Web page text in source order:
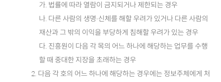
가. 법률에 따라 열람이 금지되거나 제한되는 경우
나. 다른 사람의 생명·신체를 해할 우려가 있거나 다른 사람의
재산과 그 밖의 이익을 부당하게 침해할 우려가 있는 경우
다. 진흥원이 다음 각 목의 어느 하나에 해당하는 업무를 수행
할 때 중대한 지장을 초래하는 경우
2. 다음 각 호의 어느 하나에 해당하는 경우에는 정보주체에게 처